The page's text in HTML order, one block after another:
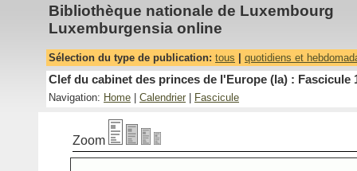
Bibliothèque nationale de Luxembourg
Luxemburgensia online
Sélection du type de publication: tous quotidiens et
Clef du cabinet des princes de l'Europe (la) : Fascicule
Navigation: Home Calendrier Fascicule
Zoom